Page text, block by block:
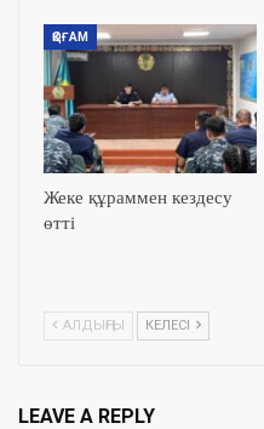
ҚОҒАМ
Жеке құраммен кездесу
өтті
АЛДЫҢҒЫ КЕЛЕСІ
LEAVE A REPLY